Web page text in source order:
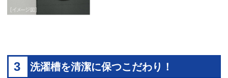
3 洗濯槽を清潔に保つこだわり！